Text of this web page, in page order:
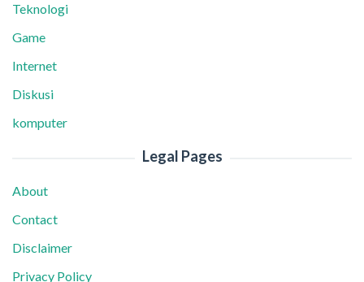
Teknologi
Game
Internet
Diskusi
komputer
Legal Pages
About
Contact
Disclaimer
Privacy Policy